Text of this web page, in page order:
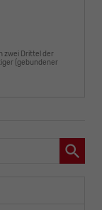
zwei Drittel der
(gebundener